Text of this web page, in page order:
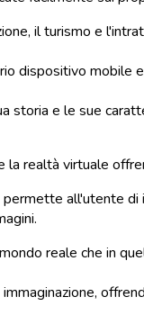
il turismo e
dispositivo mobile
storia e le sue
la realtà virtuale
all'utente
reale che in